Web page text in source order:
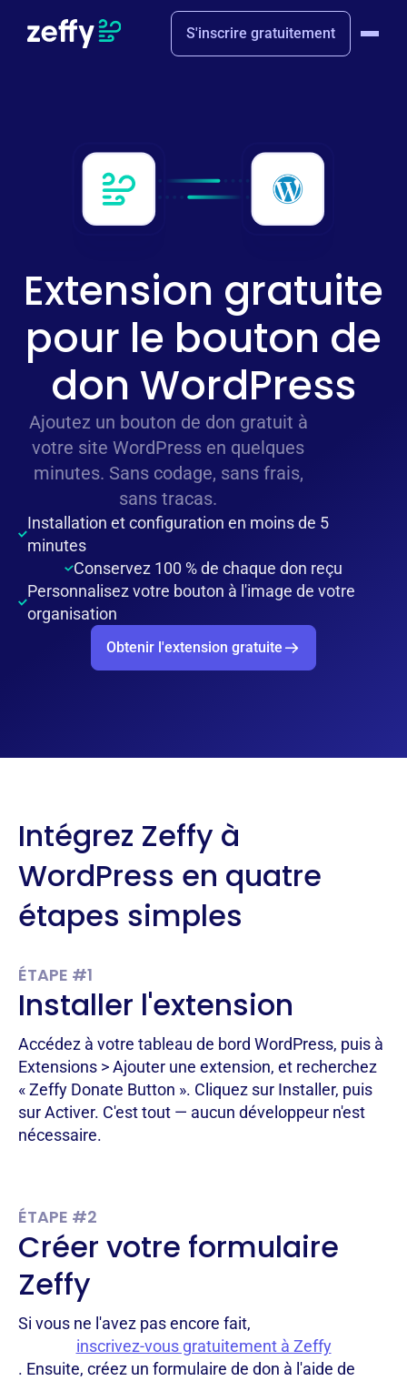
S'inscrire gratuitement
Extension gratuite
pour le bouton de
don WordPress
Ajoutez un bouton de don gratuit à
votre site WordPress en quelques
minutes. Sans codage, sans frais,
sans tracas.
Installation et configuration en moins de 5
minutes
Conservez 100 % de chaque don reçu
Personnalisez votre bouton à l'image de votre
organisation
Obtenir l'extension gratuite
Intégrez Zeffy à
WordPress en quatre
étapes simples
ÉTAPE #1
Installer l'extension
Accédez à votre tableau de bord WordPress, puis à
Extensions > Ajouter une extension, et recherchez
« Zeffy Donate Button ». Cliquez sur Installer, puis
sur Activer. C'est tout — aucun développeur n'est
nécessaire.
ÉTAPE #2
Créer votre formulaire
Zeffy
Si vous ne l'avez pas encore fait,
inscrivez-vous gratuitement à Zeffy
. Ensuite, créez un formulaire de don à l'aide de